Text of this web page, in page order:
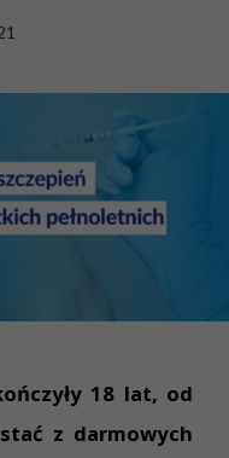
18 lat, od
z darmowych